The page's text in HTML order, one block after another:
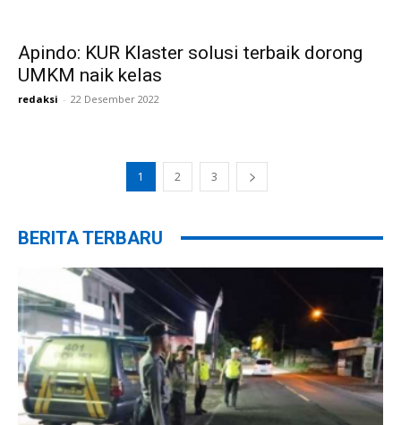
Apindo: KUR Klaster solusi terbaik dorong
UMKM naik kelas
redaksi - 22 Desember 2022
1 2 3
BERITA TERBARU